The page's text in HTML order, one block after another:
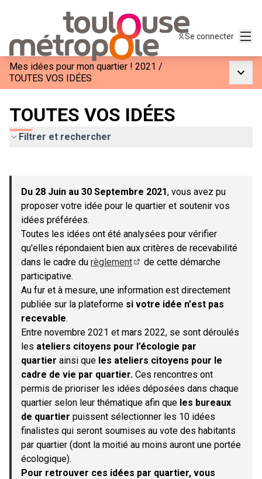
Se connecter
Mes idées pour mon quartier ! 2021 /
TOUTES VOS IDÉES
TOUTES VOS IDÉES
Filtrer et rechercher
−
Du 28 Juin au 30 Septembre 2021, vous avez pu
proposer votre idée pour le quartier et soutenir vos
idées préférées.
Toutes les idées ont été analysées pour vérifier
qu'elles répondaient bien aux critères de recevabilité
dans le cadre du règlement
de cette démarche
participative.
Au fur et à mesure, une information est directement
publiée sur la plateforme si votre idée n'est pas
recevable.
Entre novembre 2021 et mars 2022, se sont déroulés
les ateliers citoyens pour l’écologie par
quartier ainsi que les ateliers citoyens pour le
cadre de vie par quartier. Ces rencontres ont
permis de prioriser les idées déposées dans chaque
quartier selon leur thématique afin que les bureaux
de quartier puissent sélectionner les 10 idées
finalistes qui seront soumises au vote des habitants
par quartier (dont la moitié au moins auront une portée
écologique).
Pour retrouver ces idées par quartier, vous